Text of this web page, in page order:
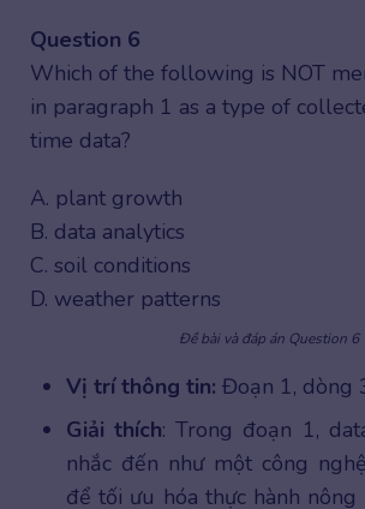
Question 6
Which of the following is NOT
in paragraph 1 as a type of
time data?
A. plant growth
B. data analytics
C. soil conditions
D. weather patterns
Đề bài và đáp án Question 6
Vị trí thông tin: Đoạn 1, dòng
Giải thích: Trong đoạn 1,
nhắc đến như một công
để tối ưu hóa thực hành nông